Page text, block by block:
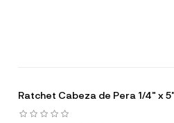
Ratchet Cabeza de Pera 1/4" x